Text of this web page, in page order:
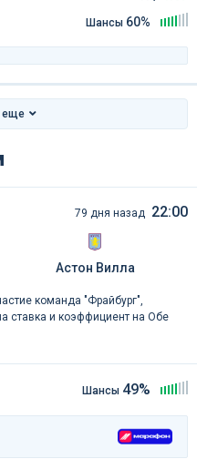
Шансы 60%
еще
79 дня назад 22:00
Астон Вилла
команда "Фрайбург",
ставка и коэффициент на Обе
Шансы 49%